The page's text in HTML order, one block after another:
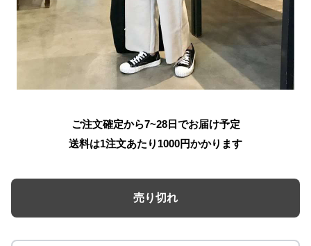
ご注文確定から7~28日でお届け予定
送料は1注文あたり 1000円かかります
売り切れ